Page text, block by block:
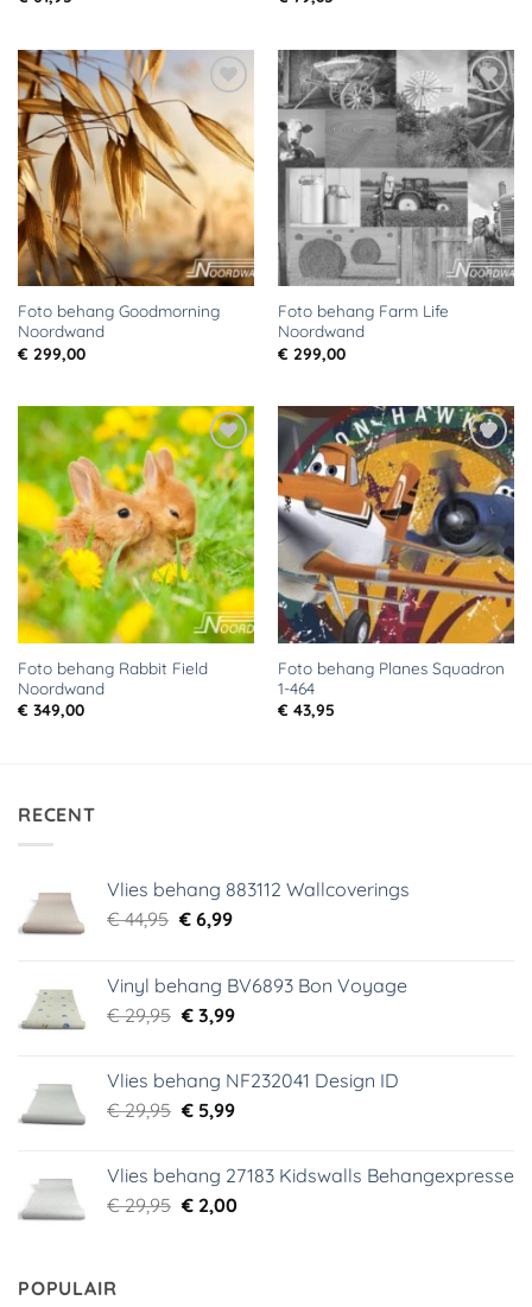
Toevoegen
aan
verlanglijst
Foto behang Goodmorning
Noordwand
€ 299,00
Toevoegen
aan
verlanglijst
Foto behang Farm Life
Noordwand
€ 299,00
Toevoegen
aan
verlanglijst
Foto behang Rabbit Field
Noordwand
€ 349,00
Toevoegen
aan
verlanglijst
Foto behang Planes Squadron
1-464
€ 43,95
RECENT
Vlies behang 883112 Wallcoverings
€44,95 Oorspronkelijke
€ 44,95.
€6,99Huidige
€ 6,99.
Vinyl behang BV6893 Bon Voyage
€29,95 Oorspronkelijke
€ 29,95.
€3,99Huidige
€ 3,99.
Vlies behang NF232041 Design ID
€29,95 Oorspronkelijke
€ 29,95.
€5,99Huidige
€ 5,99.
Vlies behang 27183 Kidswalls Behangexpresse
€29,95 Oorspronkelijke
€2,00Huidige
POPULAIR